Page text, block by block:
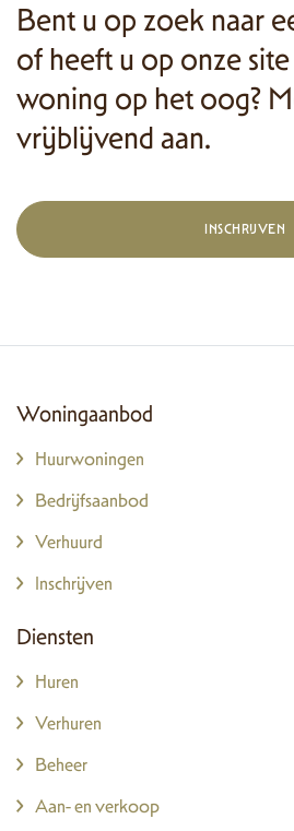
Bent u op zoek naar
of heeft u op onze
woning op het oog?
vrijblijvend aan.
INSCHRIJVEN
Woningaanbod
Huurwoningen
Bedrijfsaanbod
Verhuurd
Inschrijven
Diensten
Huren
Verhuren
Beheer
Aan- en verkoop